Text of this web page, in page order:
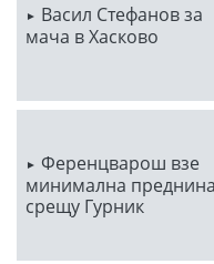
Васил Стефанов за
мача в Хасково
Ференцварош взе
минимална преднина
срещу Гурник